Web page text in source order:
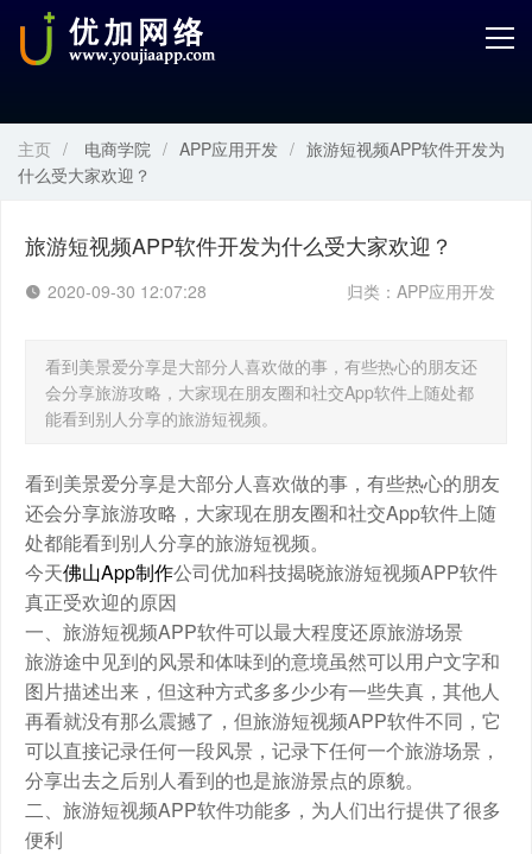
首页
开发服务
关于优加
主页 / 电商学院 / APP应用开发 / 旅游短视频APP软件开发为
什么受大家欢迎？
旅游短视频APP软件开发为什么受大家欢迎？
2020-09-30 12:07:28 归类： APP应用开发
看到美景爱分享是大部分人喜欢做的事，有些热心的朋友还
会分享旅游攻略，大家现在朋友圈和社交App软件上随处都
能看到别人分享的旅游短视频。
看到美景爱分享是大部分人喜欢做的事，有些热心的朋友
还会分享旅游攻略，大家现在朋友圈和社交App软件上随
处都能看到别人分享的旅游短视频。
今天佛山App制作公司优加科技揭晓旅游短视频APP软件
真正受欢迎的原因
一、旅游短视频APP软件可以最大程度还原旅游场景
旅游途中见到的风景和体味到的意境虽然可以用户文字和
图片描述出来，但这种方式多多少少有一些失真，其他人
再看就没有那么震撼了，但旅游短视频APP软件不同，它
可以直接记录任何一段风景，记录下任何一个旅游场景，
分享出去之后别人看到的也是旅游景点的原貌。
二、旅游短视频APP软件功能多，为人们出行提供了很多
便利